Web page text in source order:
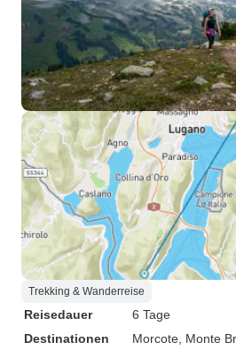
Trekking & Wanderreise
Reisedauer
6 Tage
Destinationen
Morcote , Monte